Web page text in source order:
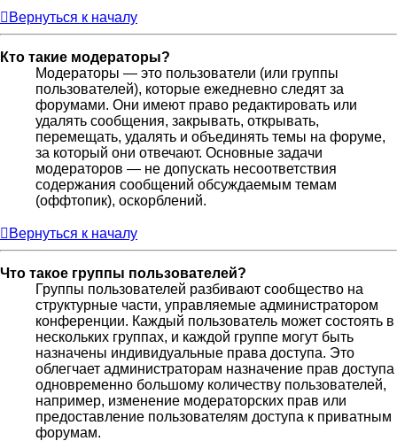
Вернуться к началу
Кто такие модераторы?
Модераторы — это пользователи (или группы
пользователей), которые ежедневно следят за
форумами. Они имеют право редактировать или
удалять сообщения, закрывать, открывать,
перемещать, удалять и объединять темы на форуме,
за который они отвечают. Основные задачи
модераторов — не допускать несоответствия
содержания сообщений обсуждаемым темам
(оффтопик), оскорблений.
Вернуться к началу
Что такое группы пользователей?
Группы пользователей разбивают сообщество на
структурные части, управляемые администратором
конференции. Каждый пользователь может состоять в
нескольких группах, и каждой группе могут быть
назначены индивидуальные права доступа. Это
облегчает администраторам назначение прав доступа
одновременно большому количеству пользователей,
например, изменение модераторских прав или
предоставление пользователям доступа к приватным
форумам.